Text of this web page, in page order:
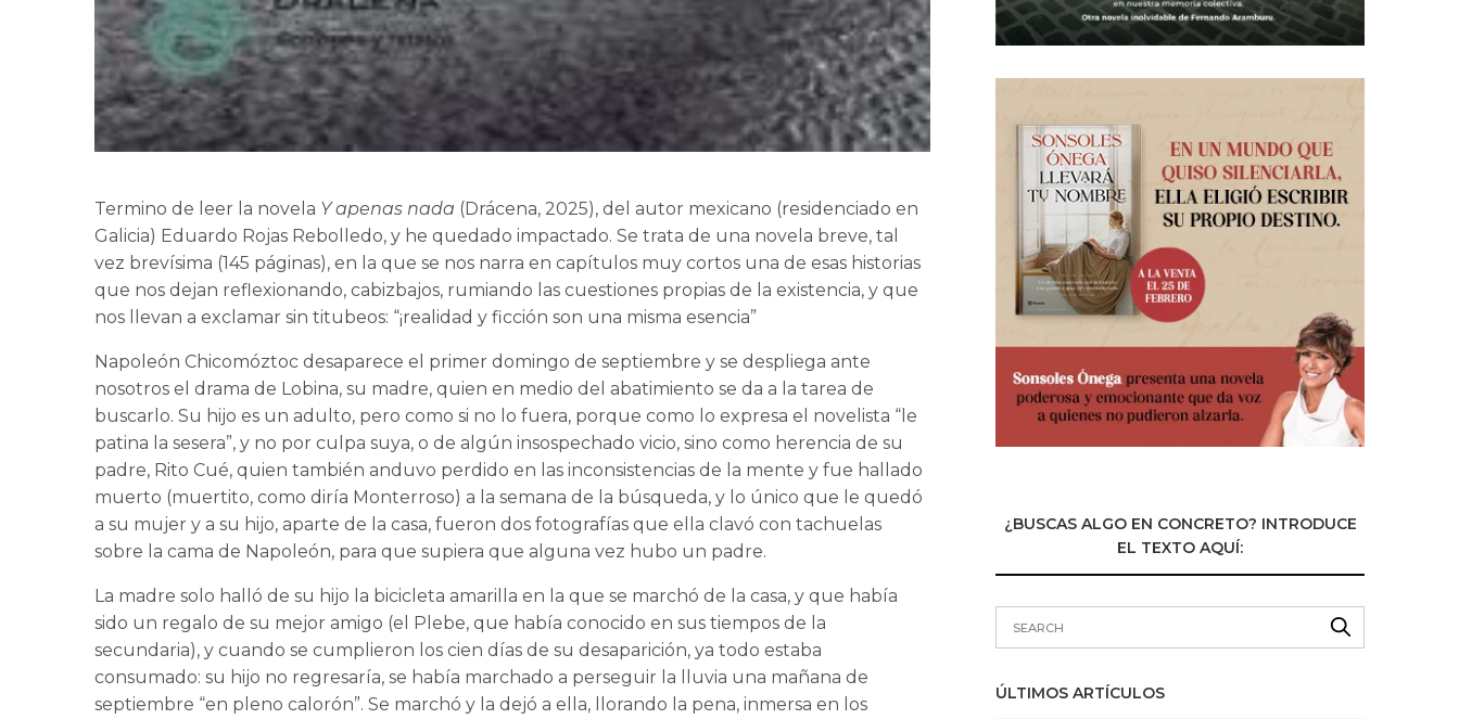
Termino de leer la novela Y apenas nada (Drácena, 2025), del autor mexicano (residenciado en
Galicia) Eduardo Rojas Rebolledo, y he quedado impactado. Se trata de una novela breve, tal
vez brevísima (145 páginas), en la que se nos narra en capítulos muy cortos una de esas historias
que nos dejan reflexionando, cabizbajos, rumiando las cuestiones propias de la existencia, y que
nos llevan a exclamar sin titubeos: “¡realidad y ficción son una misma esencia”
Napoleón Chicomóztoc desaparece el primer domingo de septiembre y se despliega ante
nosotros el drama de Lobina, su madre, quien en medio del abatimiento se da a la tarea de
buscarlo. Su hijo es un adulto, pero como si no lo fuera, porque como lo expresa el novelista “le
patina la sesera”, y no por culpa suya, o de algún insospechado vicio, sino como herencia de su
padre, Rito Cué, quien también anduvo perdido en las inconsistencias de la mente y fue hallado
muerto (muertito, como diría Monterroso) a la semana de la búsqueda, y lo único que le quedó
a su mujer y a su hijo, aparte de la casa, fueron dos fotografías que ella clavó con tachuelas
sobre la cama de Napoleón, para que supiera que alguna vez hubo un padre.
La madre solo halló de su hijo la bicicleta amarilla en la que se marchó de la casa, y que había
sido un regalo de su mejor amigo (el Plebe, que había conocido en sus tiempos de la
secundaria), y cuando se cumplieron los cien días de su desaparición, ya todo estaba
consumado: su hijo no regresaría, se había marchado a perseguir la lluvia una mañana de
septiembre “en pleno calorón”. Se marchó y la dejó a ella, llorando la pena, inmersa en los
¿BUSCAS ALGO EN CONCRETO? INTRODUCE
EL TEXTO AQUÍ:
ÚLTIMOS ARTÍCULOS